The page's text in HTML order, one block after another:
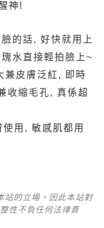
神!
的話, 好快就用上
水直接輕拍臉上~
兼皮膚泛紅, 即時
收縮毛孔, 真係超
用, 敏感肌都用
站的立場。因此本站對
性不負任何法律責